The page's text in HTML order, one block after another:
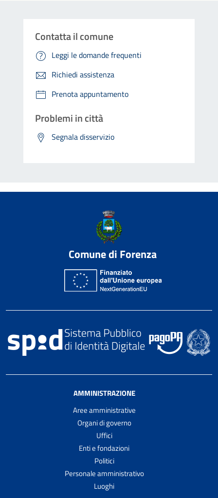
Contatta il comune
Leggi le domande frequenti
Richiedi assistenza
Prenota appuntamento
Problemi in città
Segnala disservizio
Comune di Forenza
AMMINISTRAZIONE
Aree amministrative
Organi di governo
Uffici
Enti e fondazioni
Politici
Personale amministrativo
Luoghi